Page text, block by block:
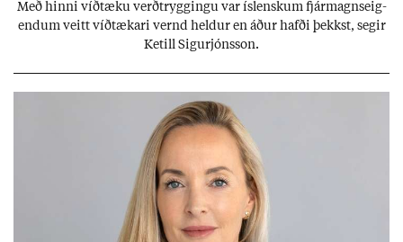
Með hinni víð­tæku verð­trygg­ingu var ís­lensk­um fjár­magns­eig­
end­um veitt víð­tæk­ari vernd held­ur en áð­ur hafði þekkst, seg­ir
Ketill Sig­ur­jóns­son.